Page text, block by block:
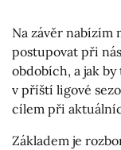
Na závěr nabízím
postupovat při
obdobích, a jak
v příští ligové
cílem při
Základem je